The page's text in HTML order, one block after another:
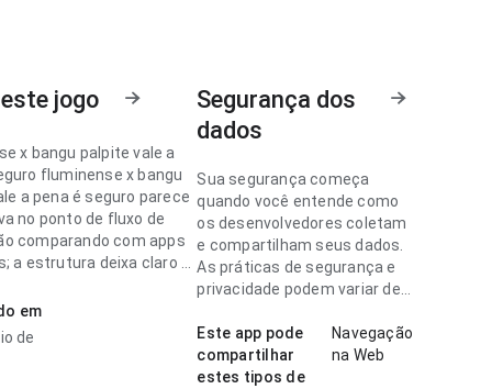
jogo
x bangu palpite vale a
fluminense x bangu
a pena é seguro parece
no ponto de fluxo de
comparando com apps
a estrutura deixa claro o
interessante para
em
de
Segurança dos
dados
Sua segurança começa
quando você entende como
os desenvolvedores coletam
e compartilham seus dados.
As práticas de segurança e
privacidade podem variar de
a idade.
Este app pode
compartilhar
estes tipos de
Navegação
na Web